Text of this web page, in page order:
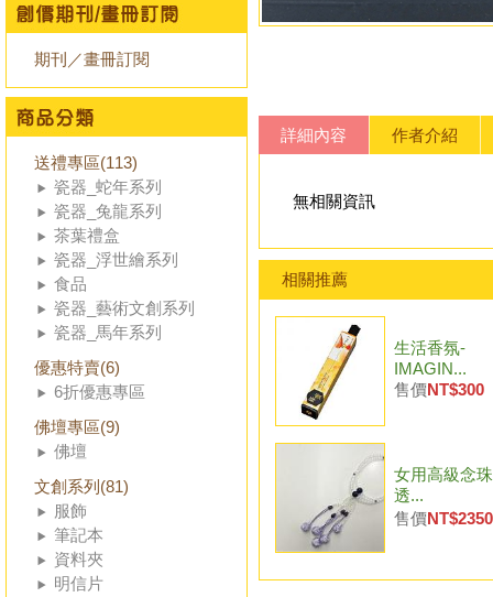
期刊／畫冊訂閱
送禮專區(113)
瓷器_蛇年系列
瓷器_兔龍系列
茶葉禮盒
瓷器_浮世繪系列
食品
瓷器_藝術文創系列
瓷器_馬年系列
優惠特賣(6)
6折優惠專區
佛壇專區(9)
佛壇
文創系列(81)
服飾
筆記本
資料夾
明信片
詳細內容 作者介紹
無相關資訊
相關推薦
生活香氛-
IMAGIN...
售價NT$300
女用高級念
透...
售價NT$2350